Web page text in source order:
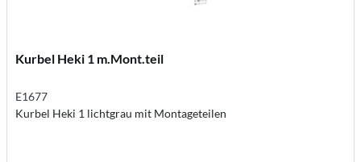
Kurbel Heki 1 m.Mont.teil
E1677
Kurbel Heki 1 lichtgrau mit Montageteilen